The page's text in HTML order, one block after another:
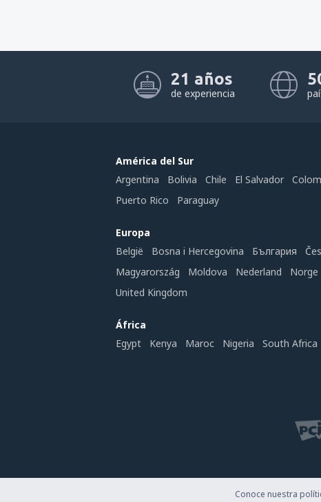
21 años
de experiencia
América del Sur
Argentina
Bolivia Chile El Salvador
Puerto Rico
Paraguay
Europa
België
Bosna i Hercegovina България
Magyarország
Moldova Nederland Norge
United Kingdom
África
Egypt
Kenya Maroc Nigeria South Africa
Conoce nuestra